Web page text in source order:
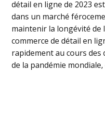
détail en ligne de 2023
dans un marché
maintenir la longévité de
commerce de détail en
rapidement au cours des
de la pandémie